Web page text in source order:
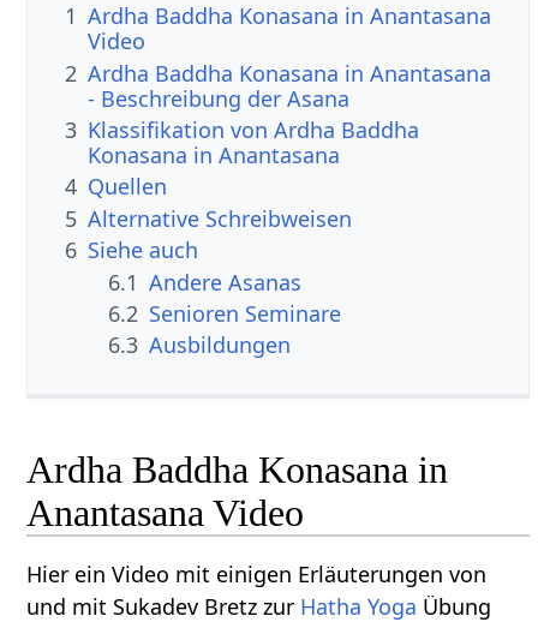
1 Ardha Baddha Konasana in Anantasana
Video
2 Ardha Baddha Konasana in Anantasana
- Beschreibung der Asana
3 Klassifikation von Ardha Baddha
Konasana in Anantasana
4 Quellen
5 Alternative Schreibweisen
6 Siehe auch
6.1 Andere Asanas
6.2 Senioren Seminare
6.3 Ausbildungen
Ardha Baddha Konasana in
Anantasana Video
Hier ein Video mit einigen Erläuterungen von
und mit Sukadev Bretz zur Hatha Yoga Übung